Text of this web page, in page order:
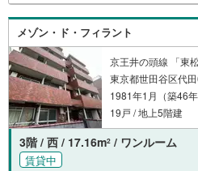
い合わせください。※記載
わたり、得られることを保
料等については、賃貸中の
で、空室または所有者居住
賃料相場に基づき、満室時
メゾン・ド・フィラント
京王井の頭線 「東
東京都世田谷区代
1981年1月（築46年
19戸 / 地上5階建
3階 / 西 / 17.16m2 / ワンルーム
賃貸中